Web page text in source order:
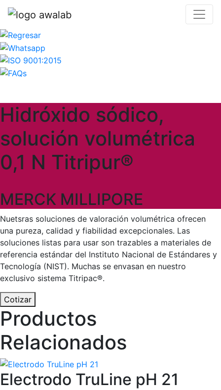
Hidróxido sódico,
solución volumétrica
0,1 N Titripur®
MERCK MILLIPORE
Nuetsras soluciones de valoración volumétrica ofrecen
una pureza, calidad y fiabilidad excepcionales. Las
soluciones listas para usar son trazables a materiales de
referencia estándar del Instituto Nacional de Estándares y
Tecnología (NIST). Muchas se envasan en nuestro
exclusivo sistema Titripac®.
Cotizar
Productos
Relacionados
Electrodo TruLine pH 21